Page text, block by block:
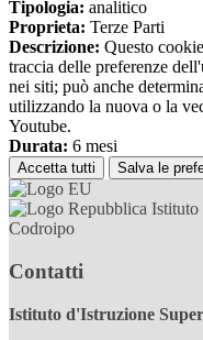
Tipologia: analitico
Proprieta: Terze Parti
Descrizione: Questo
traccia delle preferenze
nei siti; può anche
utilizzando la nuova o la
Youtube.
Durata: 6 mesi
Accetta tutti Salva le
Istituto
Codroipo
Contatti
Istituto d'Istruzione